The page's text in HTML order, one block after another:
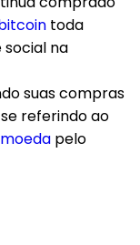
toda
na
suas compras
referindo ao
pelo